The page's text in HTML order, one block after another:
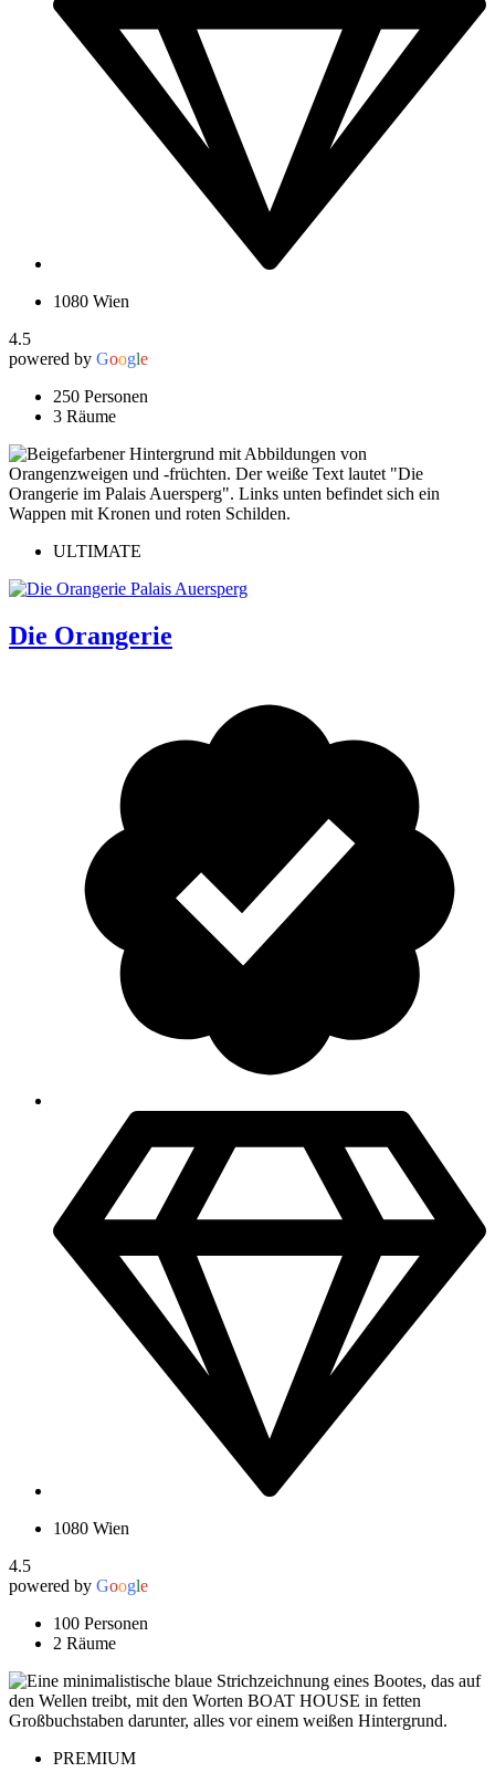
1080 Wien
4.5
powered by Google
250 Personen
3 Räume
ULTIMATE
Die Orangerie
1080 Wien
4.5
powered by Google
100 Personen
2 Räume
PREMIUM